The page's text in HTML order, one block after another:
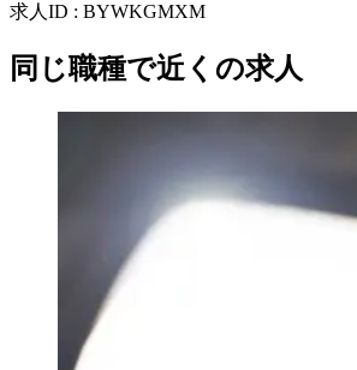
求人ID : BYWKGMXM
同じ職種で近くの求人